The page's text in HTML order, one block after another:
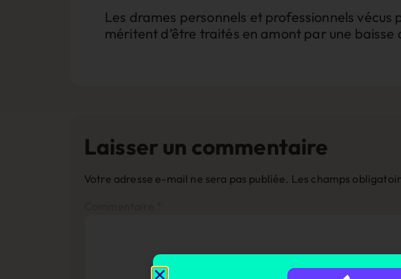
Les drames personnels et professionnels
méritent d’être traités en amont par une
Laisser un commentaire
Votre adresse e-mail ne sera pas publiée. Les champs